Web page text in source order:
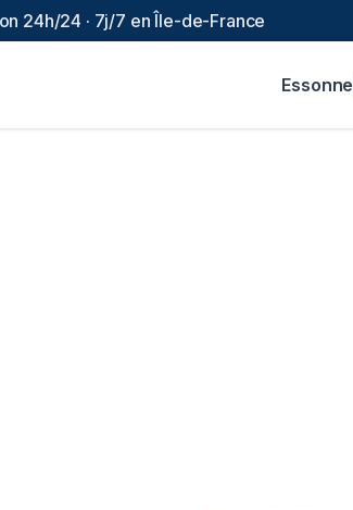
24h/24 · 7j/7 en Île-de-France
Essonne